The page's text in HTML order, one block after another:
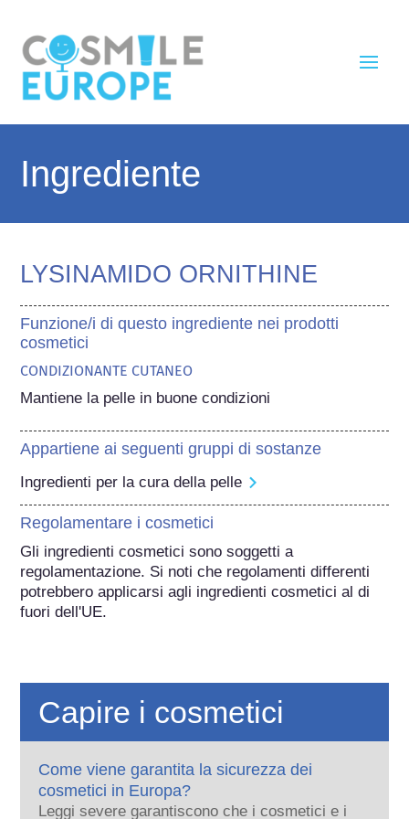
Ingrediente
LYSINAMIDO ORNITHINE
Funzione/i di questo ingrediente nei prodotti
cosmetici
CONDIZIONANTE CUTANEO
Mantiene la pelle in buone condizioni
Appartiene ai seguenti gruppi di sostanze
Ingredienti per la cura della pelle
Regolamentare i cosmetici
Gli ingredienti cosmetici sono soggetti a
regolamentazione. Si noti che regolamenti differenti
potrebbero applicarsi agli ingredienti cosmetici al di
fuori dell'UE.
Capire i cosmetici
Come viene garantita la sicurezza dei
cosmetici in Europa?
Leggi severe garantiscono che i cosmetici e i